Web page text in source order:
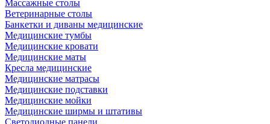
Массажные столы
Ветеринарные столы
Банкетки и диваны медицинские
Медицинские тумбы
Медицинские кровати
Медицинские маты
Кресла медицинские
Медицинские матрасы
Медицинские подставки
Медицинские мойки
Медицинские ширмы и штативы
Светодиодные панели